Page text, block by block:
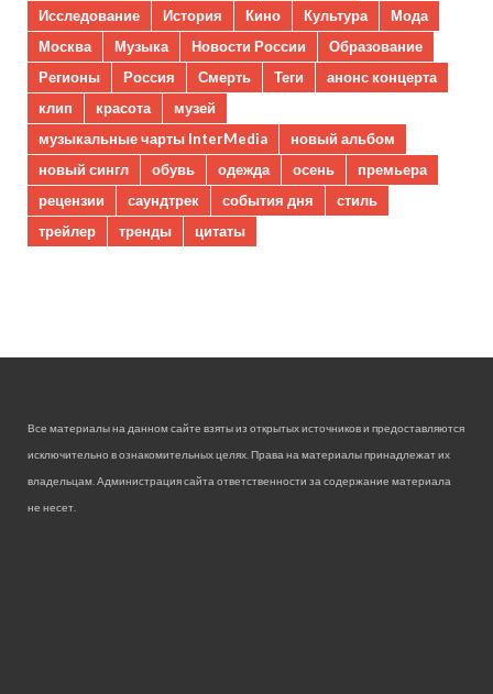
Исследование
История Кино Культура
Мода
Москва
Музыка Новости России
Образование
Регионы
Россия Смерть Теги
анонс концерта
клип
красота
музей
музыкальные чарты InterMedia
новый альбом
новый сингл
обувь одежда осень
премьера
рецензии
саундтрек события дня
стиль
трейлер
тренды цитаты
Все материалы на данном сайте взяты из открытых источников и предоставляются
исключительно в ознакомительных целях. Права на материалы принадлежат их
владельцам. Администрация сайта ответственности за содержание материала
не несет.